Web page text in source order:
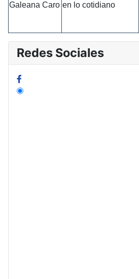
Galeana Caro en lo cotidiano
Redes Sociales